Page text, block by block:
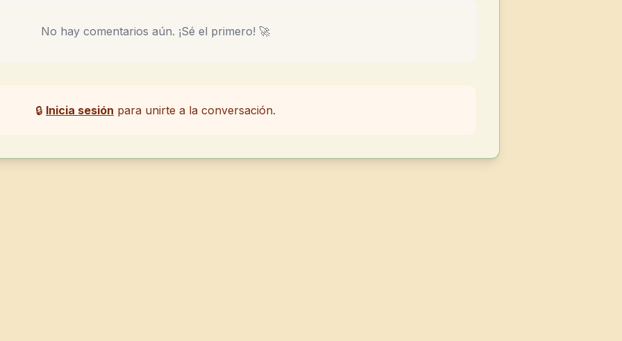
No hay comentarios aún. ¡Sé el primero! 🚀
🔒 Inicia sesión para unirte a la conversación.